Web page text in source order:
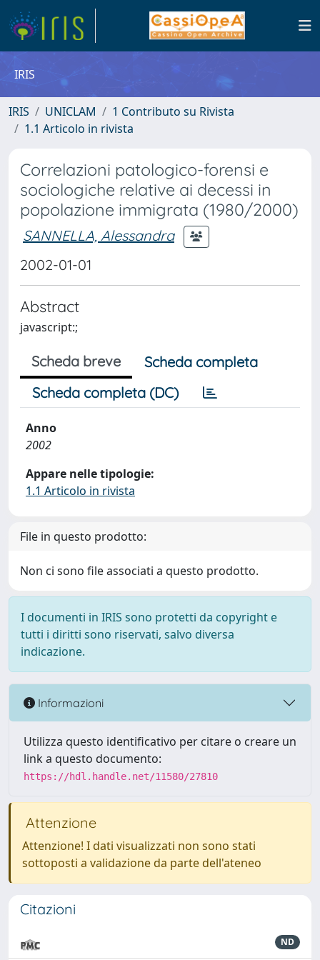
IRIS
IRIS UNICLAM
1 Contributo su Rivista
1.1 Articolo in rivista
Correlazioni patologico-forensi e
sociologiche relative ai decessi in
popolazione immigrata (1980/2000)
SANNELLA, Alessandra
2002-01-01
Abstract
javascript:;
Scheda breve
Scheda completa
Scheda completa (DC)
Anno
2002
Appare nelle tipologie:
1.1 Articolo in rivista
File in questo prodotto:
Non ci sono file associati a questo prodotto.
I documenti in IRIS sono protetti da copyright e
tutti i diritti sono riservati, salvo diversa
indicazione.
Informazioni
Utilizza questo identificativo per citare o creare un
link a questo documento:
https://hdl.handle.net/11580/27810
Attenzione
Attenzione! I dati visualizzati non sono stati
sottoposti a validazione da parte dell'ateneo
Citazioni
ND